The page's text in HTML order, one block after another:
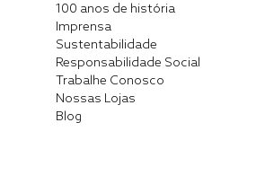
100 anos de história
Imprensa
Sustentabilidade
Responsabilidade Social
Trabalhe Conosco
Nossas Lojas
Blog